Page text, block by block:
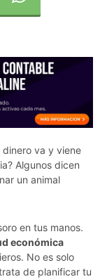
va y viene
Algunos dicen
un animal
en tus manos.
económica
No es solo
de planificar tu